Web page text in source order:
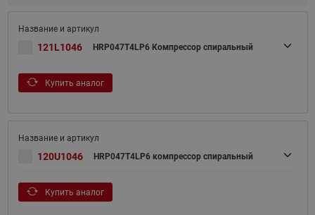
121L1046 HRP047T4LP6 Компрессор спиральный
Купить аналог
120U1046 HRP047T4LP6 компрессор спиральный
Купить аналог